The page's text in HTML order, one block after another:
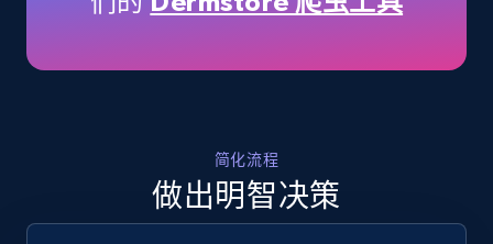
more.
35.2K+ 5.7K+ 立即开始
Amazon products - find products by using
upc numbers
简化流程
做出明智决策